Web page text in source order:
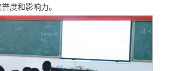
度和影响力。